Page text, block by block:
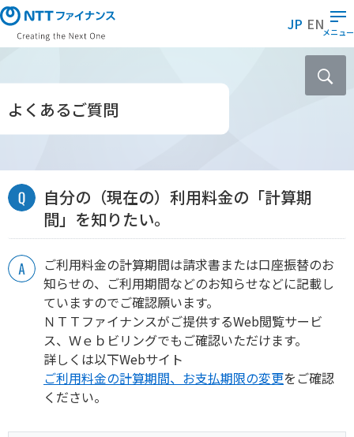
メ
イ
ン
ン
ン
キ
プ
JP ENメニュー
よくあるご質問
自分の（現在の）利用料金の「計算期
間」を知りたい。
ご利用料金の計算期間は請求書または口座振替のお
知らせの、ご利用期間などのお知らせなどに記載し
ていますのでご確認願います。
ＮＴＴファイナンスがご提供するWeb閲覧サービ
ス、Ｗｅｂビリングでもご確認いただけます。
詳しくは以下Webサイト
ご利用料金の計算期間、お支払期限の変更をご確認
ください。